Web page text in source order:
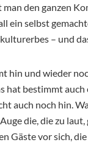
den ganzen
ein selbst
– und
hin und wieder
hat bestimmt
auch noch hin.
die, die zu
Gäste vor sich,